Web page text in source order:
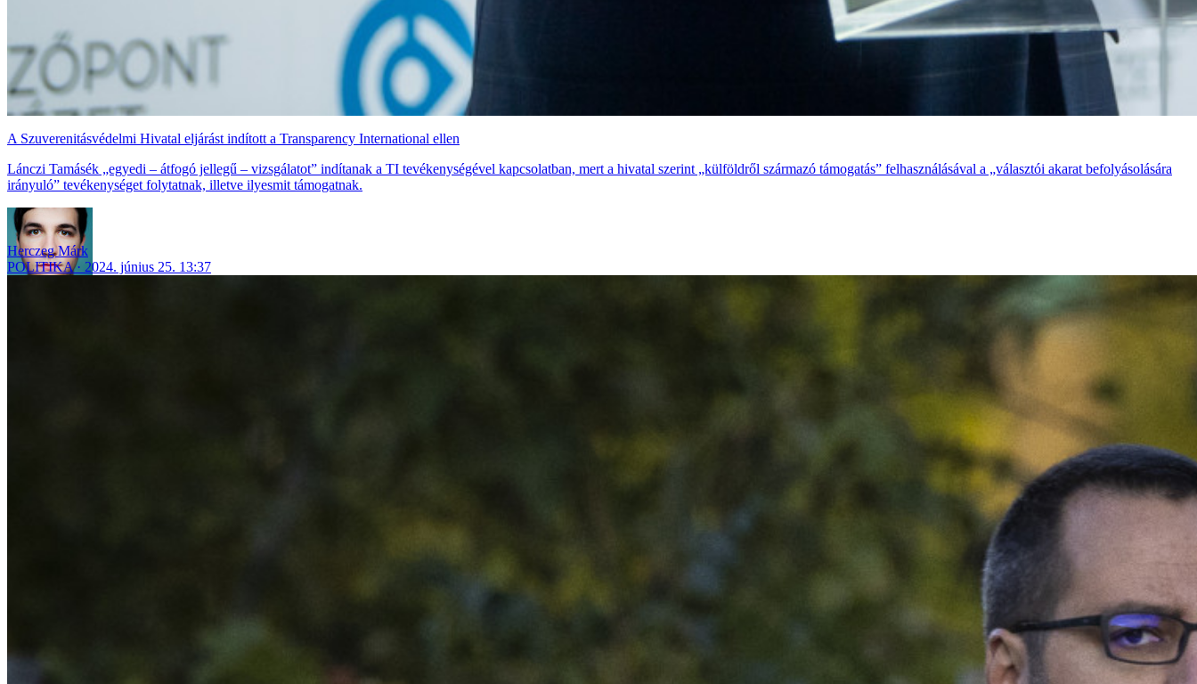
A Szuverenitásvédelmi Hivatal eljárást indított a Transparency International ellen
Lánczi Tamásék „egyedi – átfogó jellegű – vizsgálatot” indítanak a TI tevékenységével kapcsolatban, mert a hivatal szerint „külföldről származó támogatás” felhasználásával a „választói akarat befolyásolására
irányuló” tevékenységet folytatnak, illetve ilyesmit támogatnak.
Herczeg Márk
POLITIKA
2024. június 25. 13:37